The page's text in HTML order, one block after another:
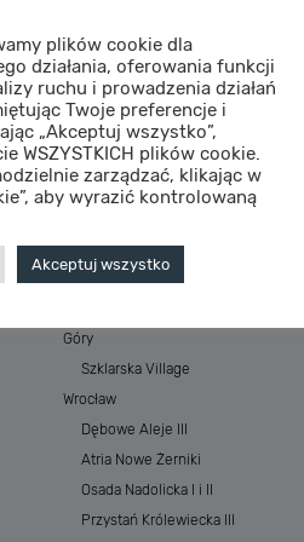
MIASTA
Morze
Góry
Szklarska Village
Wrocław
Dębowe Aleje III
Atria Nowe Żerniki
Osada Nadolicka I i II
Przystań Królewiecka III
plików cookie dla
działania, oferowania funkcji
ruchu i prowadzenia działań
Twoje preferencje i
„Akceptuj wszystko”,
WSZYSTKICH plików cookie.
zarządzać, klikając w
aby wyrazić kontrolowaną
Akceptuj wszystko